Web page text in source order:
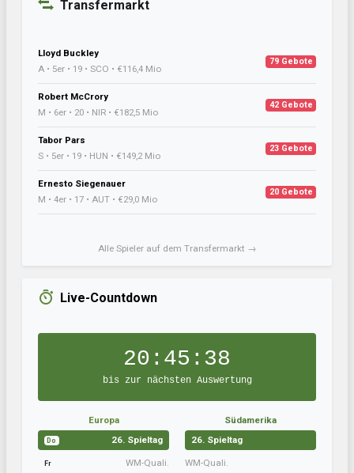
Transfermarkt
Lloyd Buckley
A • 5er • 19 • SCO • €116,4 Mio
79 Gebote
Robert McCrory
M • 6er • 20 • NIR • €182,5 Mio
42 Gebote
Tabor Pars
S • 5er • 19 • HUN • €149,2 Mio
23 Gebote
Ernesto Siegenauer
M • 4er • 17 • AUT • €29,0 Mio
20 Gebote
Alle Spieler auf dem Transfermarkt →
Live-Countdown
20:45:37
bis zur nächsten Auswertung
Europa
Do 26. Spieltag
Fr WM-Quali.
Südamerika
26. Spieltag
WM-Quali.